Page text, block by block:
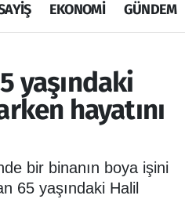
EKONOMİ GÜNDEM
yaşındaki
hayatını
bir binanın boya işini
65 yaşındaki Halil
Haritası